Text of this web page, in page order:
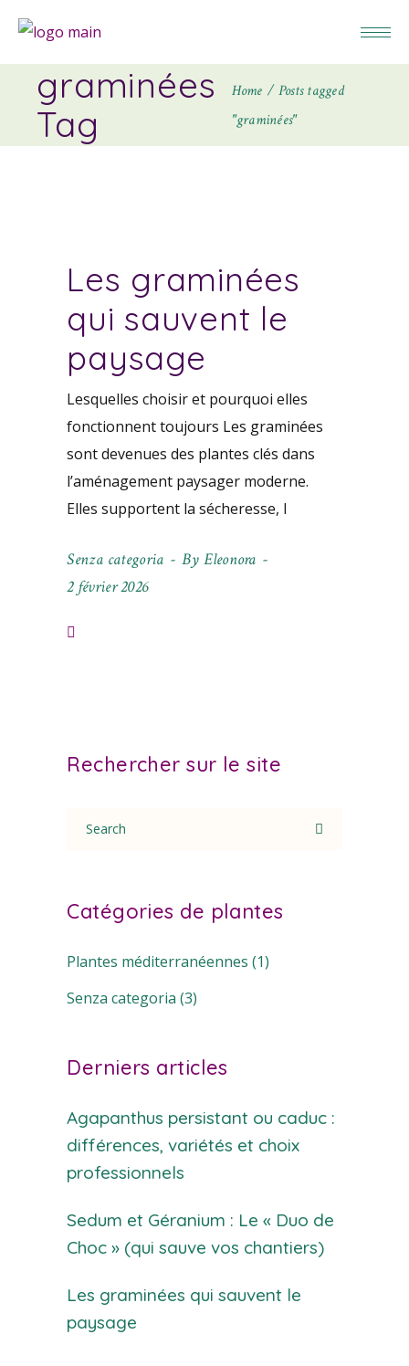
graminées
Tag
Home
Posts tagged
"graminées"
Les graminées
qui sauvent le
paysage
Lesquelles choisir et pourquoi elles
fonctionnent toujours Les graminées
sont devenues des plantes clés dans
l’aménagement paysager moderne.
Elles supportent la sécheresse, l
Senza categoria By Eleonora
2 février 2026
Rechercher sur le site
for:
Catégories de plantes
Plantes méditerranéennes (1)
Senza categoria (3)
Derniers articles
Agapanthus persistant ou caduc :
différences, variétés et choix
professionnels
Sedum et Géranium : Le « Duo de
Choc » (qui sauve vos chantiers)
Les graminées qui sauvent le
paysage